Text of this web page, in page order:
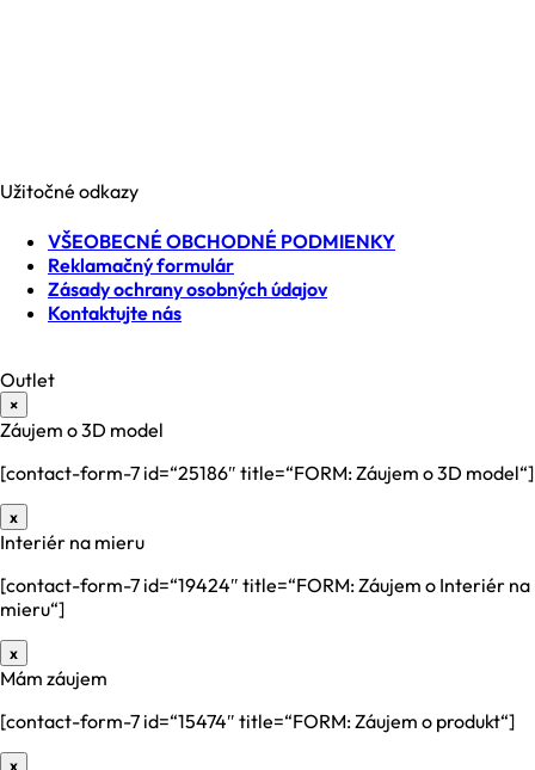
Užitočné odkazy
VŠEOBECNÉ OBCHODNÉ PODMIENKY
Reklamačný formulár
Zásady ochrany osobných údajov
Kontaktujte nás
Outlet
×
Záujem o 3D model
[contact-form-7 id=“25186″ title=“FORM: Záujem o 3D model“]
x
Interiér na mieru
[contact-form-7 id=“19424″ title=“FORM: Záujem o Interiér na
mieru“]
x
Mám záujem
[contact-form-7 id=“15474″ title=“FORM: Záujem o produkt“]
x